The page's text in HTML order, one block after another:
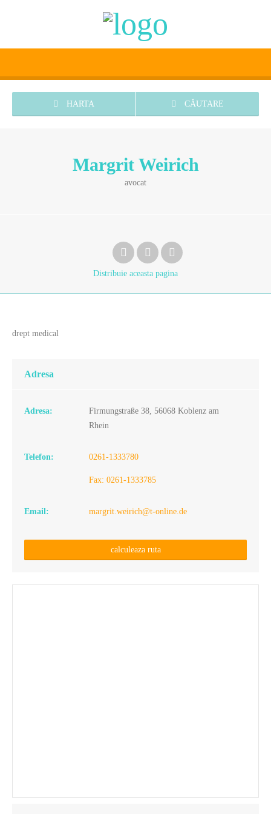
HARTA CĂUTARE
Margrit Weirich
avocat
Distribuie aceasta pagina
drept medical
Adresa
Adresa:
Firmungstraße 38, 56068 Koblenz am
Rhein
Telefon: 0261-1333780
Fax: 0261-1333785
Email: margrit.weirich@t-online.de
calculeaza ruta